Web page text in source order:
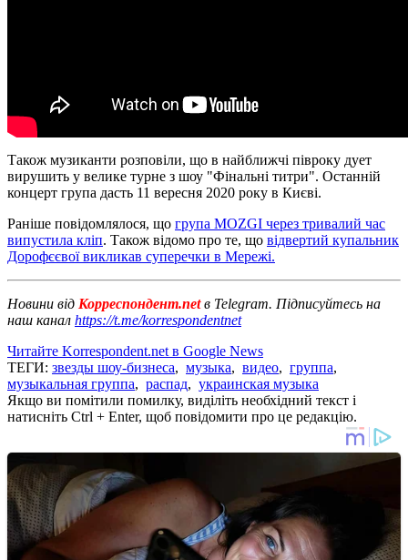
Також музиканти розповіли, що в найближчі півроку дует
вирушить у велике турне з шоу "Фінальні титри". Останній
концерт група дасть 11 вересня 2020 року в Києві.
Раніше повідомлялося, що група MOZGI через тривалий час
випустила кліп. Також відомо про те, що відвертий купальник
Дорофєєвої викликав суперечки в Мережі.
Новини від Корреспондент.netв Telegram. Підписуйтесь на
наш канал https://t.me/korrespondentnet
Читайте Korrespondent.net в Google News
ТЕГИ: звезды шоу-бизнеса, музыка, видео, группа,
музыкальная группа, распад, украинская музыка
Якщо ви помітили помилку, виділіть необхідний текст і
натисніть Ctrl + Enter, щоб повідомити про це редакцію.